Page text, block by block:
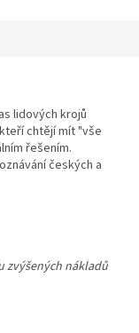
lidových krojů
chtějí mít "vše
řešením.
českých a
zvýšených nákladů